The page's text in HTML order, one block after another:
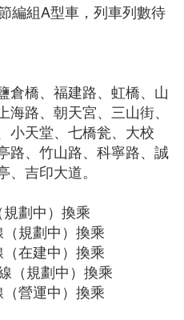
編組A型車，列車列數待
倉橋、福建路、虹橋、山
路、朝天宮、三山街、
小天堂、七橋瓮、大校
路、竹山路、科寧路、誠
吉印大道。
劃中）換乘
規劃中）換乘
在建中）換乘
（規劃中）換乘
（營運中）換乘